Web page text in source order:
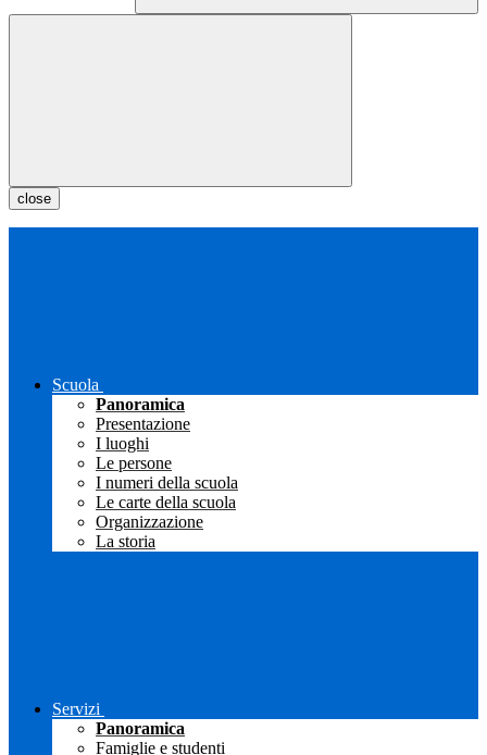
close
Scuola
Panoramica
Presentazione
I luoghi
Le persone
I numeri della scuola
Le carte della scuola
Organizzazione
La storia
Servizi
Panoramica
Famiglie e studenti